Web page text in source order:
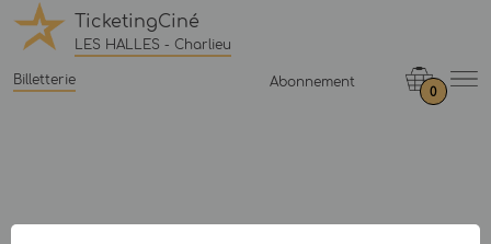
TicketingCiné
LES HALLES - Charlieu
Billetterie Abonnement
0